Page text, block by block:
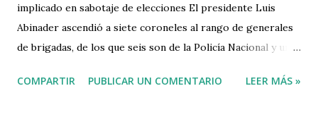
implicado en sabotaje de elecciones El presidente Luis
Abinader ascendió a siete coroneles al rango de generales
de brigadas, de los que seis son de la Policía Nacional y uno
decreto 490-20 fue designado el general de brigada Ramón
COMPARTIR PUBLICAR UN COMENTARIO LEER MÁS »